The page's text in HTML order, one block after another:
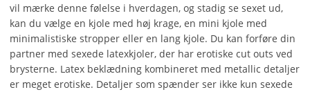
vil mærke denne følelse i hverdagen, og stadig se sexet ud,
kan du vælge en kjole med høj krage, en mini kjole med
minimalistiske stropper eller en lang kjole. Du kan forføre din
partner med sexede latexkjoler, der har erotiske cut outs ved
brysterne. Latex beklædning kombineret med metallic detaljer
er meget erotiske. Detaljer som spænder ser ikke kun sexede